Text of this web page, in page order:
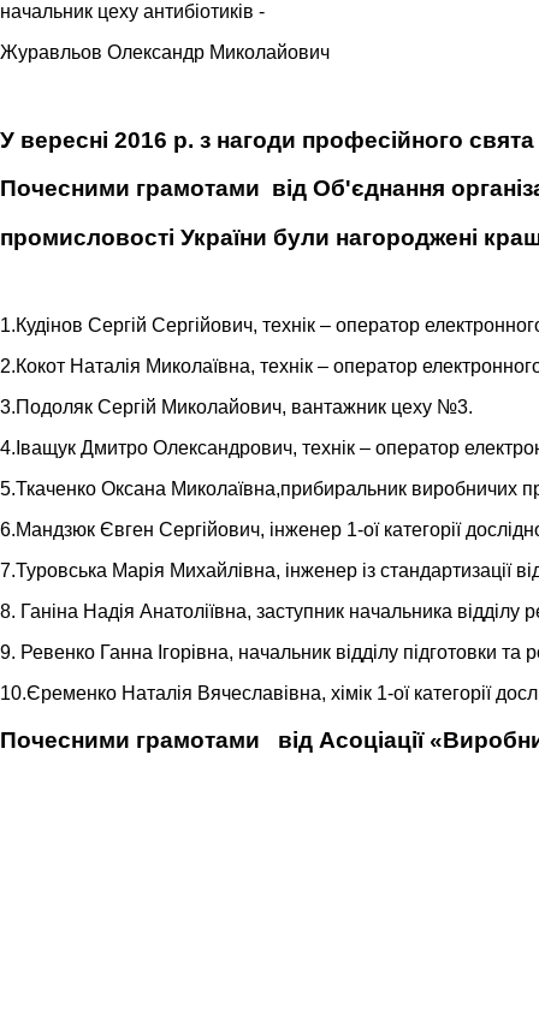
начальник цеху антибіотиків -
Журавльов Олександр Миколайович
У вересні 2016 р. з нагоди професійного
Почесними грамотами від Об'єднання
промисловості України були нагороджені
1.Кудінов Сергій Сергійович, технік – оператор
2.Кокот Наталія Миколаївна, технік – оператор
3.Подоляк Сергій Миколайович, вантажник цеху №3.
4.Іващук Дмитро Олександрович, технік – оператор
5.Ткаченко Оксана Миколаївна,прибиральник виробничих
6.Мандзюк Євген Сергійович, інженер 1-ої категорії
7.Туровська Марія Михайлівна, інженер із стандартизації
8. Ганіна Надія Анатоліївна, заступник начальника відділу
9. Ревенко Ганна Ігорівна, начальник відділу підготовки та
10.Єременко Наталія Вячеславівна, хімік 1-ої категорії
Почесними грамотами від Асоціації